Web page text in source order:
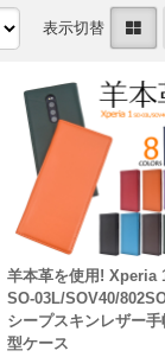
表示切替
羊本革を使用! Xperia
SO-03L/SOV40/
シープスキンレザー手
型ケース